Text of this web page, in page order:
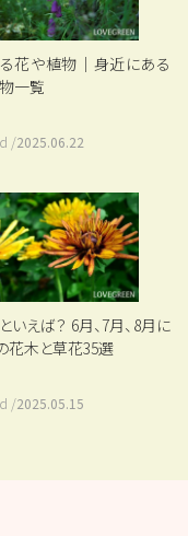
花や植物｜身近にある
一覧
/2025.06.22
いえば？ 6月、7月、8月に
花木と草花35選
/2025.05.15